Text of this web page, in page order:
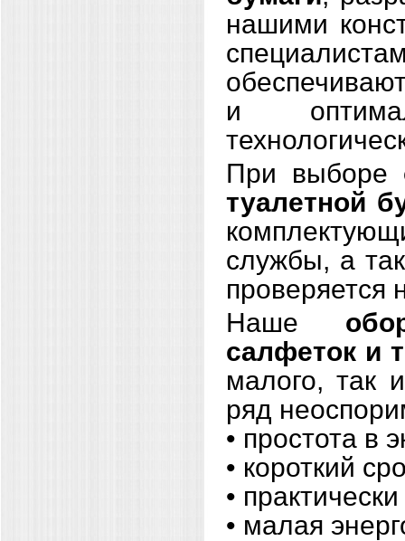
нашими
и
При выборе
туалетной
службы, а
проверяется
Наше
салфеток и
малого, так
ряд
• простота в
• короткий
•
• малая